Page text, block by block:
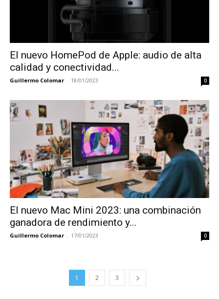
El nuevo HomePod de Apple: audio de alta
calidad y conectividad...
Guillermo Colomar - 18/01/2023 0
El nuevo Mac Mini 2023: una combinación
ganadora de rendimiento y...
Guillermo Colomar - 17/01/2023 0
1 2 3